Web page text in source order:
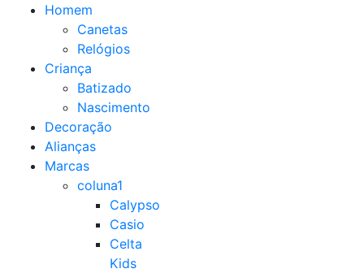
Homem
Canetas
Relógios
Criança
Batizado
Nascimento
Decoração
Alianças
Marcas
coluna1
Calypso
Casio
Celta
Kids